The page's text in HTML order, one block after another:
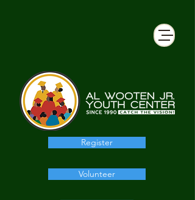
Register
Volunteer